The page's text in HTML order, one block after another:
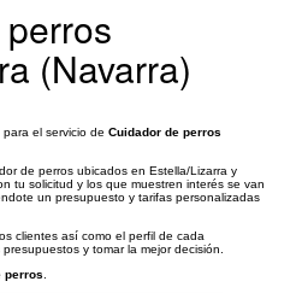
(Navarra)
el servicio de Cuidador de perros
de perros ubicados en Estella/Lizarra y
tu solicitud y los que muestren interés se van
un presupuesto y tarifas personalizadas
clientes así como el perfil de cada
y tomar la mejor decisión.
perros